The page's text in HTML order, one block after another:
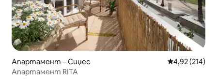
Апартамент – Сиџес Средна
4,92 (214)
Апартамент RITA